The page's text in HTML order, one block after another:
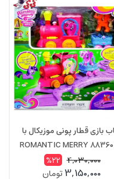
بازی قطار پونی موزیکال با
4,030,000
%22
3,150,000تومان